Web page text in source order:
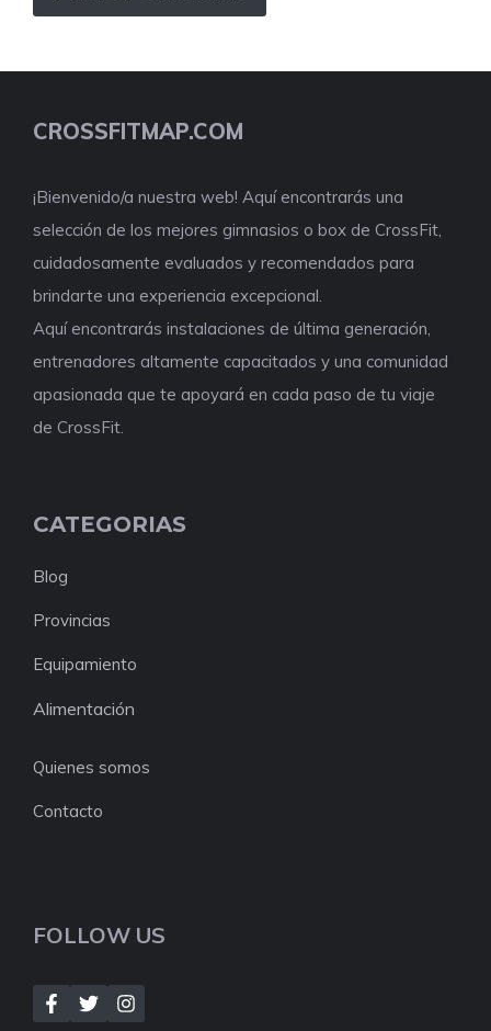
CROSSFITMAP.COM
¡Bienvenido/a nuestra web! Aquí encontrarás una
selección de los mejores gimnasios o box de CrossFit,
cuidadosamente evaluados y recomendados para
brindarte una experiencia excepcional.
Aquí encontrarás instalaciones de última generación,
entrenadores altamente capacitados y una comunidad
apasionada que te apoyará en cada paso de tu viaje
de CrossFit.
CATEGORIAS
Blog
Provincias
Equipamiento
Alimentación
Quienes somos
Contacto
FOLLOW US